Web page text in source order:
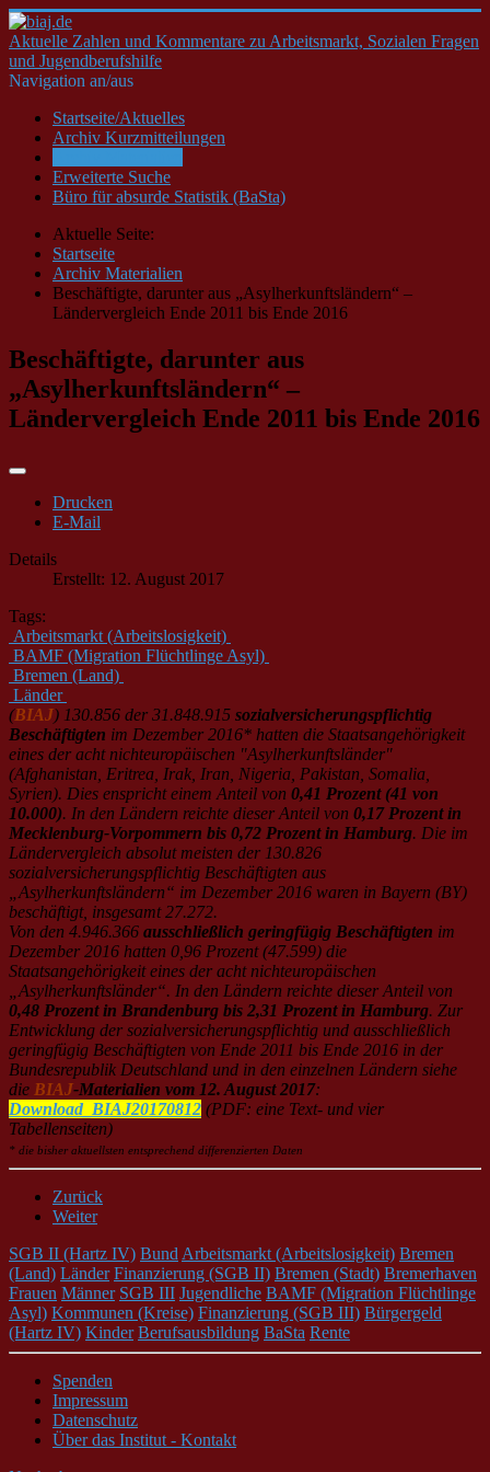
Aktuelle Zahlen und Kommentare zu Arbeitsmarkt, Sozialen Fragen
und Jugendberufshilfe
Navigation an/aus
Startseite/Aktuelles
Archiv Kurzmitteilungen
Erweiterte Suche
Büro für absurde Statistik (BaSta)
Aktuelle Seite:
Startseite
Archiv Materialien
Beschäftigte, darunter aus „Asylherkunftsländern“ –
Ländervergleich Ende 2011 bis Ende 2016
Beschäftigte, darunter aus
„Asylherkunftsländern“ –
Ländervergleich Ende 2011 bis Ende 2016
Drucken
E-Mail
Details
Erstellt: 12. August 2017
Tags:
Arbeitsmarkt (Arbeitslosigkeit)
BAMF (Migration Flüchtlinge Asyl)
Bremen (Land)
Länder
(BIAJ) 130.856 der 31.848.915 sozialversicherungspflichtig
Beschäftigten im Dezember 2016* hatten die Staatsangehörigkeit
eines der acht nichteuropäischen "Asylherkunftsländer"
(Afghanistan, Eritrea, Irak, Iran, Nigeria, Pakistan, Somalia,
Syrien). Dies enspricht einem Anteil von 0,41 Prozent (41 von
10.000). In den Ländern reichte dieser Anteil von 0,17 Prozent in
Mecklenburg-Vorpommern bis 0,72 Prozent in Hamburg. Die im
Ländervergleich absolut meisten der 130.826
sozialversicherungspflichtig Beschäftigten aus
„Asylherkunftsländern“ im Dezember 2016 waren in Bayern (BY)
beschäftigt, insgesamt 27.272.
Von den 4.946.366 ausschließlich geringfügig Beschäftigten im
Dezember 2016 hatten 0,96 Prozent (47.599) die
Staatsangehörigkeit eines der acht nichteuropäischen
„Asylherkunftsländer“. In den Ländern reichte dieser Anteil von
0,48 Prozent in Brandenburg bis 2,31 Prozent in Hamburg. Zur
Entwicklung der sozialversicherungspflichtig und ausschließlich
geringfügig Beschäftigten von Ende 2011 bis Ende 2016 in der
Bundesrepublik Deutschland und in den einzelnen Ländern siehe
die BIAJ-Materialien vom 12. August 2017:
Download_BIAJ20170812 (PDF: eine Text- und vier
Tabellenseiten)
* die bisher aktuellsten entsprechend differenzierten Daten
Zurück
Weiter
SGB II (Hartz IV) Bund Arbeitsmarkt (Arbeitslosigkeit) Bremen
(Land) Länder Finanzierung (SGB II) Bremen (Stadt) Bremerhaven
Frauen Männer SGB III Jugendliche BAMF (Migration Flüchtlinge
Asyl) Kommunen (Kreise) Finanzierung (SGB III) Bürgergeld
(Hartz IV) Kinder Berufsausbildung BaSta Rente
Spenden
Impressum
Datenschutz
Über das Institut - Kontakt